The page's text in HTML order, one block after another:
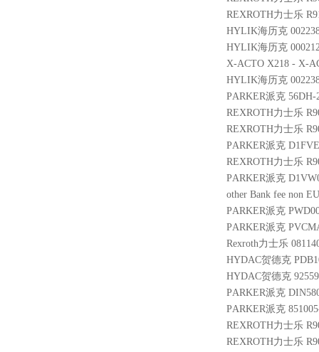
REXROTH力士乐
HYLIK海历克
HYLIK海历克
X-ACTO X218 - X-
HYLIK海历克
PARKER派克
REXROTH力士乐
REXROTH力士乐
PARKER派克
REXROTH力士乐
PARKER派克
other Bank fee non
PARKER派克
PARKER派克
Rexroth力士乐
HYDAC贺德克
HYDAC贺德克
PARKER派克
PARKER派克
REXROTH力士乐
REXROTH力士乐